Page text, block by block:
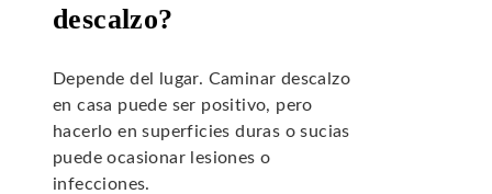
descalzo?
Depende del lugar. Caminar descalzo
en casa puede ser positivo, pero
hacerlo en superficies duras o sucias
puede ocasionar lesiones o
infecciones.